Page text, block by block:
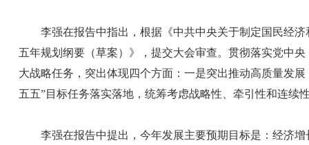
李强在报告中指出，根据《中共中央关于制定国民经济
五年规划纲要（草案）》，提交大会审查。贯彻落实党中
大战略任务，突出体现四个方面：一是突出推动高质量发
五五”目标任务落实落地，统筹考虑战略性、牵引性和连续
李强在报告中提出，今年发展主要预期目标是：经济增